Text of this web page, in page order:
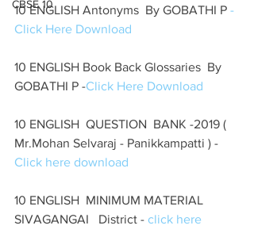
CBSE 10
10 ENGLISH Antonyms  By GOBATHI P -
Click Here Download
10 ENGLISH Book Back Glossaries  By
GOBATHI P -Click Here Download
10 ENGLISH  QUESTION  BANK -2019 (
Mr.Mohan Selvaraj - Panikkampatti ) -
Click here download
10 ENGLISH  MINIMUM MATERIAL
SIVAGANGAI   District - click here